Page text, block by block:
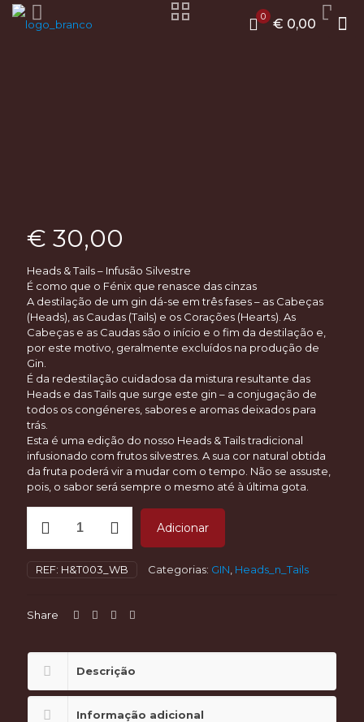
0 € 0,00
€ 30,00
Heads & Tails – Infusão Silvestre
É como que o Fénix que renasce das cinzas
A destilação de um gin dá-se em três fases – as Cabeças
(Heads), as Caudas (Tails) e os Corações (Hearts). As
Cabeças e as Caudas são o início e o fim da destilação e,
por este motivo, geralmente excluídos na produção de
Gin.
É da redestilação cuidadosa da mistura resultante das
Heads e das Tails que surge este gin – a conjugação de
todos os congéneres, sabores e aromas deixados para
trás.
Esta é uma edição do nosso Heads & Tails tradicional
infusionado com frutos silvestres. A sua cor natural obtida
da fruta poderá vir a mudar com o tempo. Não se assuste,
pois, o sabor será sempre o mesmo até à última gota.
3rd
-
Wild
Infusion
Adicionar
REF: H&T003_WB Categorias: GIN Heads_n_Tails
Share
Descrição
Informação adicional